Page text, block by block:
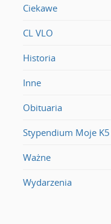
Ciekawe
CL VLO
Historia
Inne
Obituaria
Stypendium Moje K5
Ważne
Wydarzenia